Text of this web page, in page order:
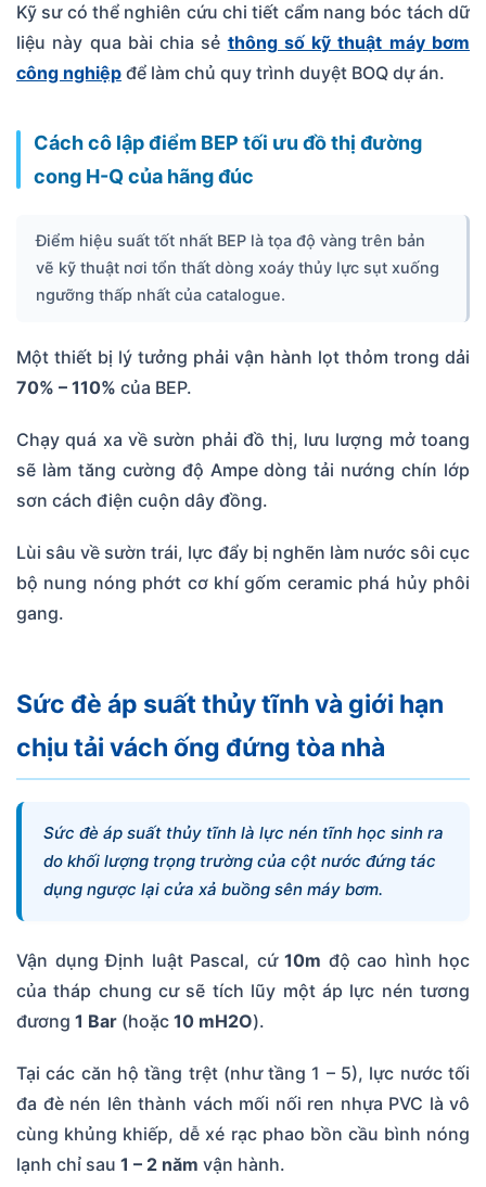
Kỹ sư có thể nghiên cứu chi tiết cẩm nang bóc tách dữ
liệu này qua bài chia sẻ thông số kỹ thuật máy bơm
công nghiệp để làm chủ quy trình duyệt BOQ dự án.
Cách cô lập điểm BEP tối ưu đồ thị đường
cong H-Q của hãng đúc
Điểm hiệu suất tốt nhất BEP là tọa độ vàng trên bản
vẽ kỹ thuật nơi tổn thất dòng xoáy thủy lực sụt xuống
ngưỡng thấp nhất của catalogue.
Một thiết bị lý tưởng phải vận hành lọt thỏm trong dải
70% – 110% của BEP.
Chạy quá xa về sườn phải đồ thị, lưu lượng mở toang
sẽ làm tăng cường độ Ampe dòng tải nướng chín lớp
sơn cách điện cuộn dây đồng.
Lùi sâu về sườn trái, lực đẩy bị nghẽn làm nước sôi cục
bộ nung nóng phớt cơ khí gốm ceramic phá hủy phôi
gang.
Sức đè áp suất thủy tĩnh và giới hạn
chịu tải vách ống đứng tòa nhà
Sức đè áp suất thủy tĩnh là lực nén tĩnh học sinh ra
do khối lượng trọng trường của cột nước đứng tác
dụng ngược lại cửa xả buồng sên máy bơm.
Vận dụng Định luật Pascal, cứ 10m độ cao hình học
của tháp chung cư sẽ tích lũy một áp lực nén tương
đương 1 Bar (hoặc 10 mH2O).
Tại các căn hộ tầng trệt (như tầng 1 – 5), lực nước tối
đa đè nén lên thành vách mối nối ren nhựa PVC là vô
cùng khủng khiếp, dễ xé rạc phao bồn cầu bình nóng
lạnh chỉ sau 1 – 2 năm vận hành.